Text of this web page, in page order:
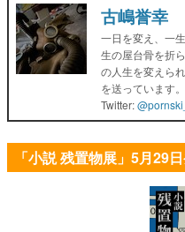
古嶋誉幸
一日を変え、一
生の屋台骨を折
の人生を変えら
を送っています。
Twitter:
「小説 残置物展」5月29